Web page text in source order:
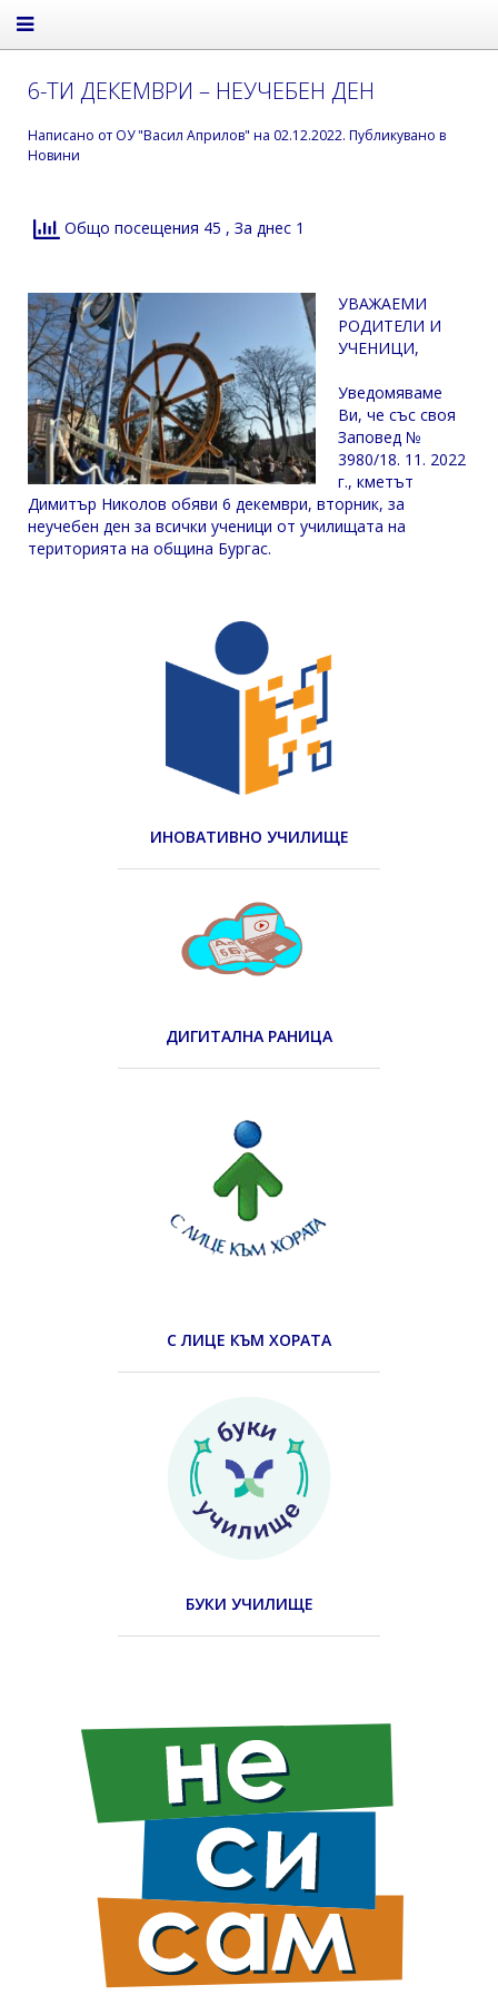
6-ТИ ДЕКЕМВРИ – НЕУЧЕБЕН ДЕН
Написано от ОУ "Васил Априлов" на 02.12.2022. Публикувано в
Новини
Общо посещения 45 , За днес 1
УВАЖАЕМИ
РОДИТЕЛИ И
УЧЕНИЦИ,
Уведомяваме
Ви, че със своя
Заповед №
3980/18. 11. 2022
г., кметът
Димитър Николов обяви 6 декември, вторник, за
неучебен ден за всички ученици от училищата на
територията на община Бургас.
ИНОВАТИВНО УЧИЛИЩЕ
ДИГИТАЛНА РАНИЦА
С ЛИЦЕ КЪМ ХОРАТА
БУКИ УЧИЛИЩЕ